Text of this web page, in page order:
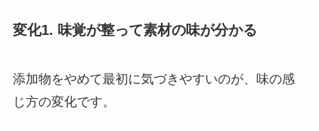
変化1. 味覚が整って素材の味が分かる
添加物をやめて最初に気づきやすいのが、味の感
じ方の変化です。